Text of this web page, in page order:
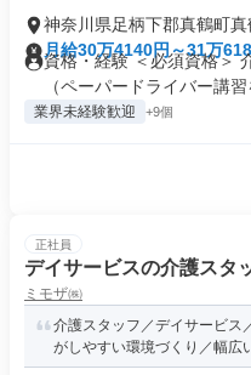
神奈川県足柄下郡真鶴町真
月給30万4140円～31万
資格・経験 ＜必須資格＞
（ペーパードライバー講習
業界未経験歓迎 +9個
正社員
デイサービスの介護スタ
ミモザ㈱
介護スタッフ／デイサービス
がしやすい環境づくり／幅広